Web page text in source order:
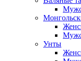
Унты